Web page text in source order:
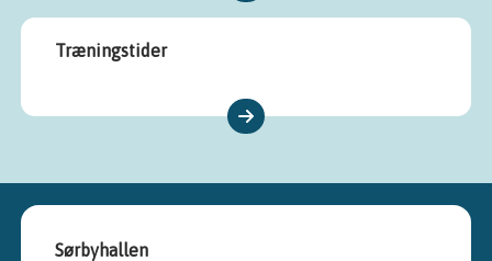
Træningstider
Sørbyhallen